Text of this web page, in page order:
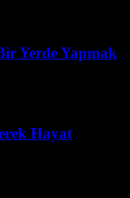
Yerde Yapmak
Hayat